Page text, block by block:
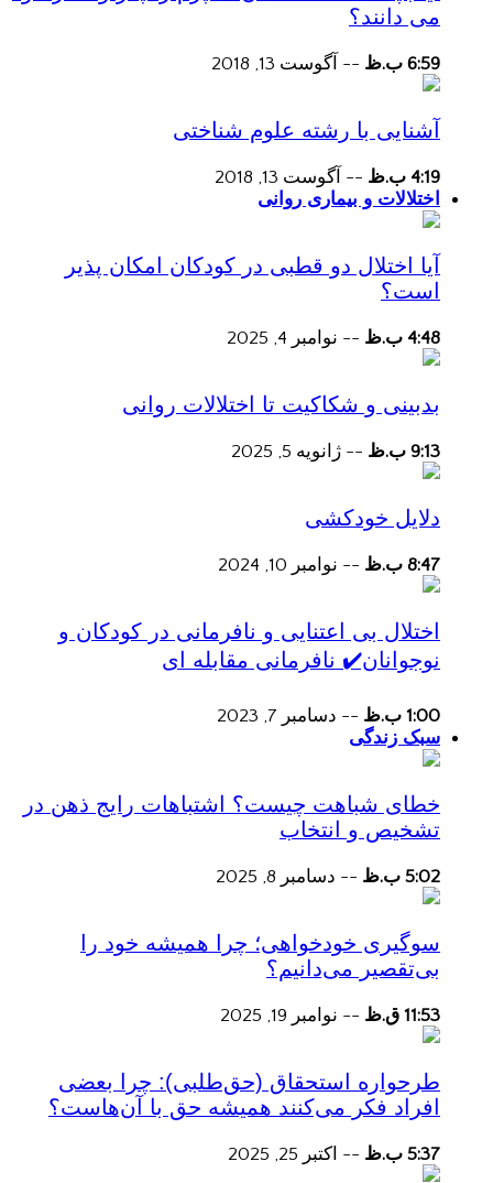
می دانند؟
6:59 ب.ظ -- آگوست 13, 2018
آشنایی با رشته علوم شناختی
4:19 ب.ظ -- آگوست 13, 2018
اختلالات و بیماری روانی
آیا اختلال دو قطبی در کودکان امکان پذیر
است؟
4:48 ب.ظ -- نوامبر 4, 2025
بدبینی و شکاکیت تا اختلالات روانی
9:13 ب.ظ -- ژانویه 5, 2025
دلایل خودکشی
8:47 ب.ظ -- نوامبر 10, 2024
اختلال بی اعتنایی و نافرمانی در کودکان و
نوجوانان✔️ نافرمانی مقابله ای
1:00 ب.ظ -- دسامبر 7, 2023
سبک زندگی
خطای شباهت چیست؟ اشتباهات رایج ذهن در
تشخیص و انتخاب
5:02 ب.ظ -- دسامبر 8, 2025
سوگیری خودخواهی؛ چرا همیشه خود را
بی‌تقصیر می‌دانیم؟
11:53 ق.ظ -- نوامبر 19, 2025
طرحواره استحقاق (حق‌طلبی): چرا بعضی
افراد فکر می‌کنند همیشه حق با آن‌هاست؟
5:37 ب.ظ -- اکتبر 25, 2025